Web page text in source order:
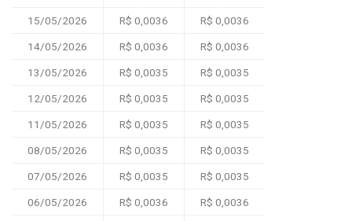
15/05/2026 R$ 0,0036 R$ 0,0036
14/05/2026 R$ 0,0036 R$ 0,0036
13/05/2026 R$ 0,0035 R$ 0,0035
12/05/2026 R$ 0,0035 R$ 0,0035
11/05/2026 R$ 0,0035 R$ 0,0035
08/05/2026 R$ 0,0035 R$ 0,0035
07/05/2026 R$ 0,0035 R$ 0,0035
06/05/2026 R$ 0,0036 R$ 0,0036